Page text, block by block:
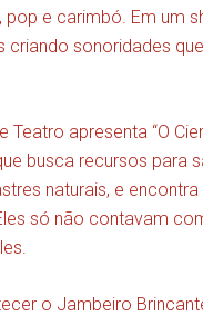
pop e carimbó. Em um
sonoridades
apresenta “O
busca recursos para
naturais, e
só não contavam
o Jambeiro